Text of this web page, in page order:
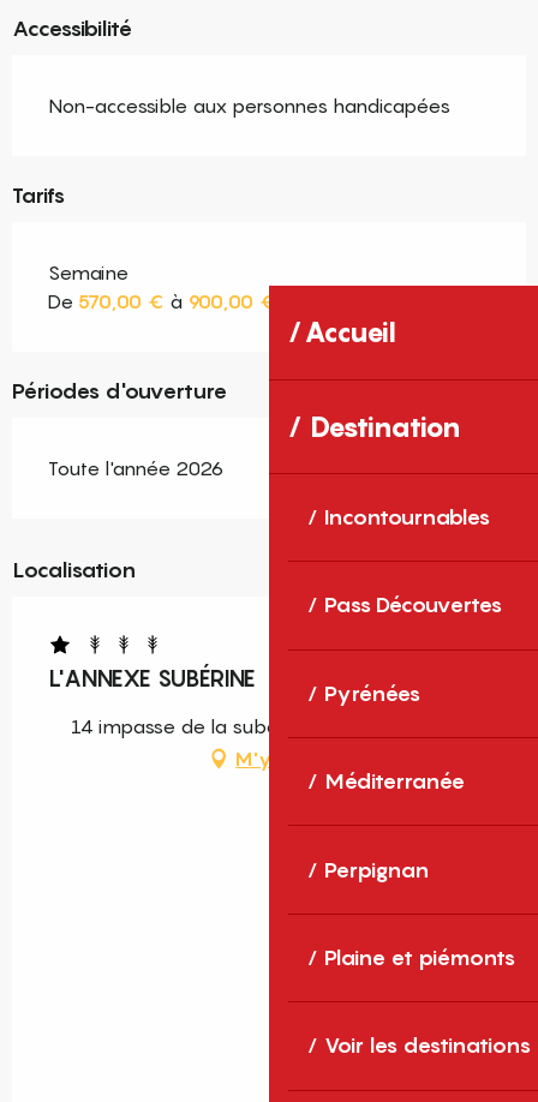
Accueil
Destination
Incontournables
Pass Découvertes
Pyrénées
Méditerranée
Perpignan
Plaine et piémonts
Voir les destinations
Accessibilité
Non-accessible aux personnes handicapées
Tarifs
Semaine
De 570,00 € à 900,00 €
Périodes d'ouverture
Toute l'année 2026
Localisation
L'ANNEXE SUBÉRINE
14 impasse de la subérine, 66490 Tresserre
M'y rendre